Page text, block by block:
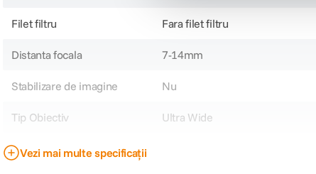
Filet filtru Fara filet filtru
Distanta focala 7-14mm
Stabilizare de imagine Nu
Tip Obiectiv Ultra Wide
Obiectiv Fix / Zoom
Vezi mai multe specificații